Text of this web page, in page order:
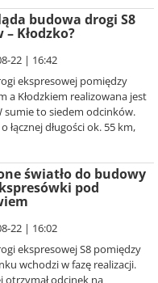
budowa drogi S8
– Kłodzko?
22 | 16:42
ekspresowej pomiędzy
a Kłodzkiem realizowana jest
sumie to siedem odcinków.
łącznej długości ok. 55 km,
światło do budowy
pod
22 | 16:02
ekspresowej S8 pomiędzy
wchodzi w fazę realizacji.
otrzymał odcinek na